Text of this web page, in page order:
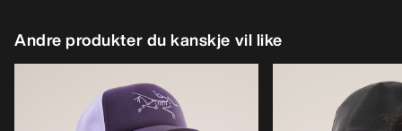
Andre produkter du kanskje vil like